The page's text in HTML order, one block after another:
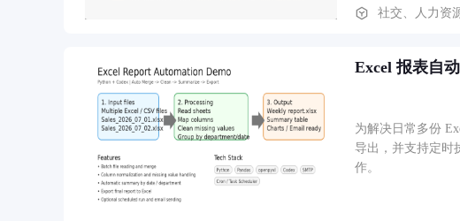
社交、人力资
Excel 报表自
为解决日常多份
导出，并支持定时
作。